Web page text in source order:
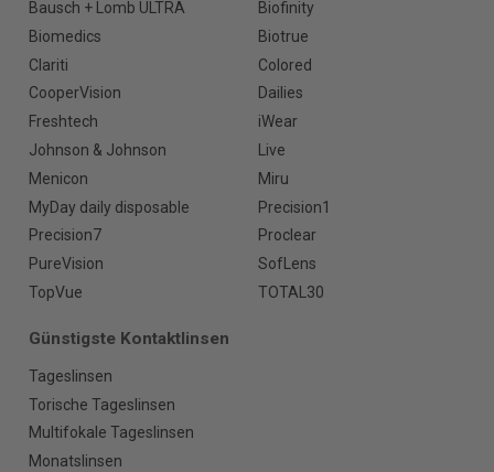
Bausch + Lomb ULTRA
Biofinity
Biomedics
Biotrue
Clariti
Colored
CooperVision
Dailies
Freshtech
iWear
Johnson & Johnson
Live
Menicon
Miru
MyDay daily disposable
Precision1
Precision7
Proclear
PureVision
SofLens
TopVue
TOTAL30
Günstigste Kontaktlinsen
Tageslinsen
Torische Tageslinsen
Multifokale Tageslinsen
Monatslinsen